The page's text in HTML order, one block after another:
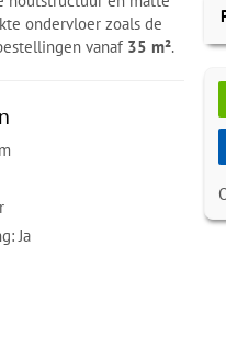
ondervloer zoals de
vanaf 35 m².
Ja